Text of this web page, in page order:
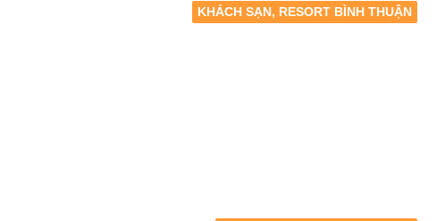
KHÁCH SẠN, RESORT BÌNH THUẬN